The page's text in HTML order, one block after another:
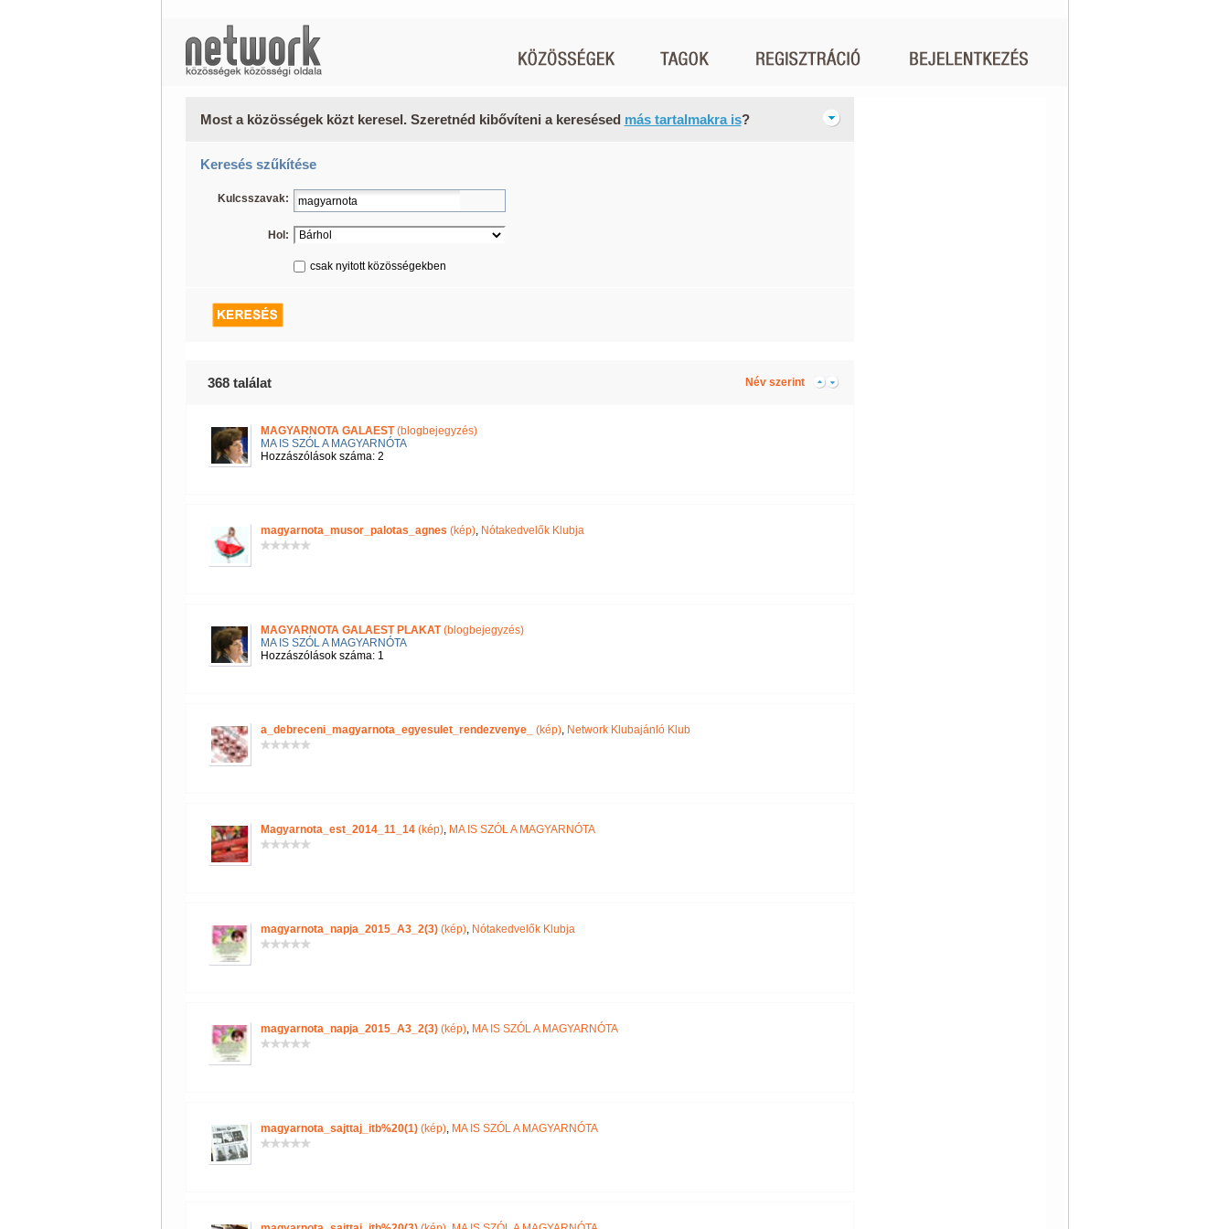
Most a közösségek közt keresel. Szeretnéd kibővíteni a keresésed más tartalmakra is?
Keresés szűkítése
Kulcsszavak:
Hol:
csak nyitott közösségekben
368 találat Név szerint
MAGYARNOTA GALAEST(blogbejegyzés)
MA IS SZÓL A MAGYARNÓTA
Hozzászólások száma: 2
magyarnota_musor_palotas_agnes (kép), Nótakedvelők Klubja
MAGYARNOTA GALAEST PLAKAT(blogbejegyzés)
MA IS SZÓL A MAGYARNÓTA
Hozzászólások száma: 1
a_debreceni_magyarnota_egyesulet_rendezvenye_ (kép), Network Klubajánló Klub
Magyarnota_est_2014_11_14(kép), MA IS SZÓL A MAGYARNÓTA
magyarnota_napja_2015_A3_2(3)(kép), Nótakedvelők Klubja
magyarnota_napja_2015_A3_2(3)(kép), MA IS SZÓL A MAGYARNÓTA
magyarnota_sajttaj_itb%20(1)(kép), MA IS SZÓL A MAGYARNÓTA